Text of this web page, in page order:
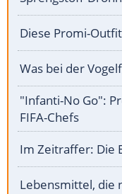
Diese Promi-
Was bei der
"Infanti-No Go":
FIFA-Chefs
Im Zeitraffer: Die
Lebensmittel, die